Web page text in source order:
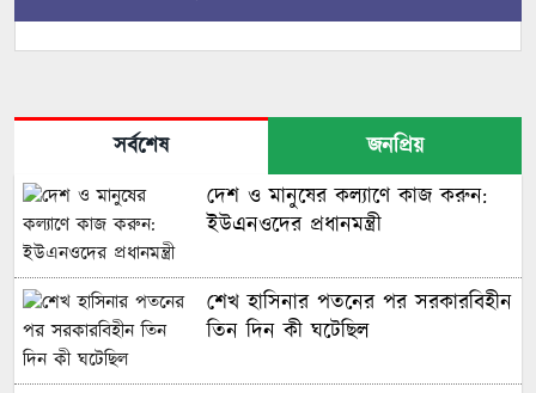
সর্বশেষ
জনপ্রিয়
দেশ ও মানুষের কল্যাণে কাজ করুন:
ইউএনওদের প্রধানমন্ত্রী
শেখ হাসিনার পতনের পর সরকারবিহীন
তিন দিন কী ঘটেছিল